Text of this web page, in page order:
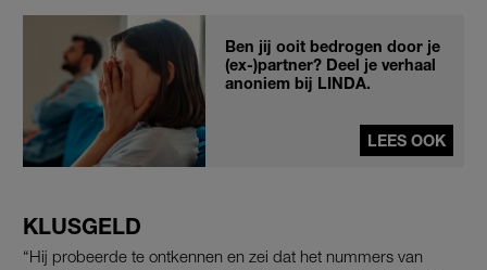
Ben jij ooit bedrogen door je
(ex-)partner? Deel je verhaal
anoniem bij LINDA.
LEES OOK
KLUSGELD
“Hij probeerde te ontkennen en zei dat het nummers van